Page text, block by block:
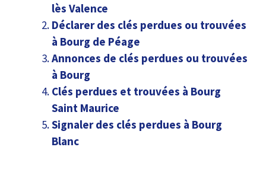
lès Valence
Déclarer des clés perdues ou trouvées
à Bourg de Péage
Annonces de clés perdues ou trouvées
à Bourg
Clés perdues et trouvées à Bourg
Saint Maurice
Signaler des clés perdues à Bourg
Blanc